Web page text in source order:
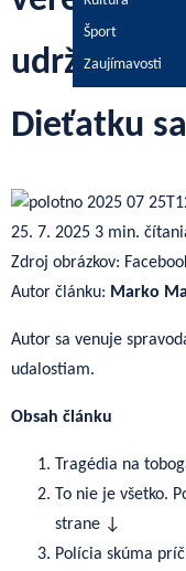
Šport
Zaujímavosti
udržať
Dieťatku
25. 7. 2025 3 min.
Zdroj obrázkov:
Autor článku: Marko
Autor sa venuje
udalostiam.
Obsah článku
Tragédia na
To nie je všetko.
strane ↓
Polícia skúma